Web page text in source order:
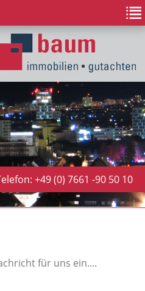
+49 (0) 7661 -90 50 10
für uns ein....